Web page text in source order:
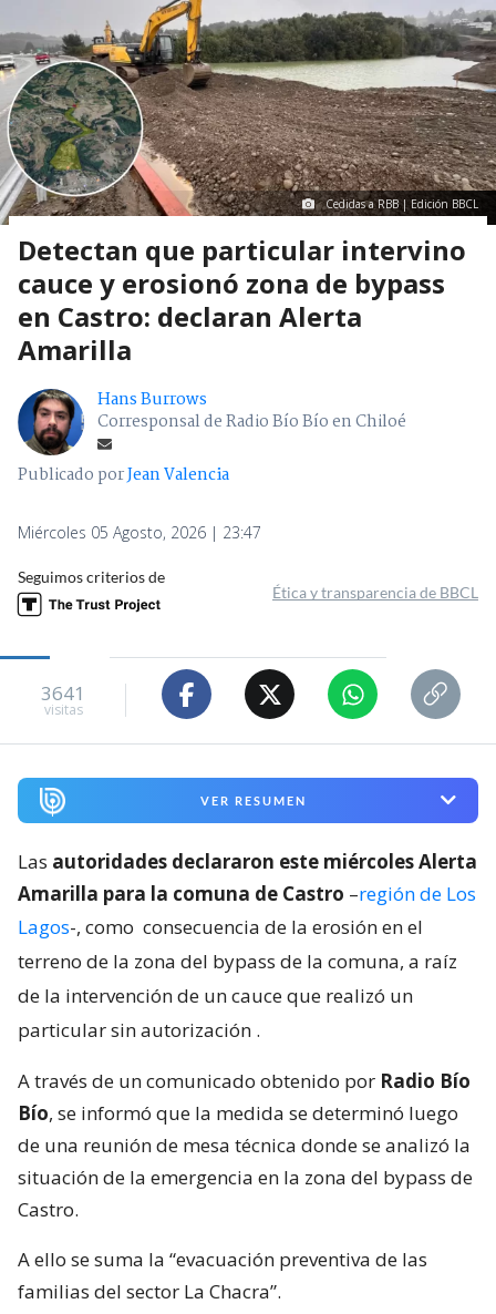
Cedidas a RBB | Edición BBCL
Detectan que particular intervino
cauce y erosionó zona de bypass
en Castro: declaran Alerta
Amarilla
Hans Burrows
Corresponsal de Radio Bío Bío en Chiloé
Publicado porJean Valencia
Miércoles 05 Agosto, 2026 | 23:47
Seguimos criterios de
Ética y transparencia de BBCL
3641
visitas
VER RESUMEN
Las autoridades declararon este miércoles Alerta
Amarilla para la comuna de Castro –región de Los
Lagos-, como consecuencia de la erosión en el
terreno de la zona del bypass de la comuna, a raíz
de la intervención de un cauce que realizó un
particular sin autorización .
A través de un comunicado obtenido por Radio Bío
Bío, se informó que la medida se determinó luego
de una reunión de mesa técnica donde se analizó la
situación de la emergencia en la zona del bypass de
Castro.
A ello se suma la “evacuación preventiva de las
familias del sector La Chacra”.